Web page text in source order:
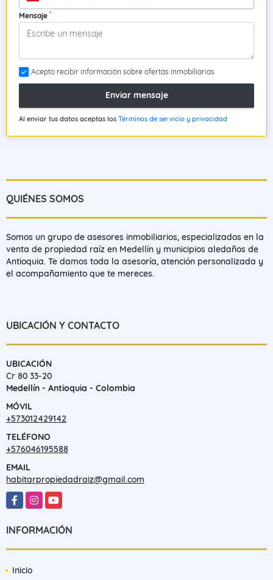
Mensaje *
Acepto recibir información sobre ofertas inmobiliarias
Enviar mensaje
Al enviar tus datos aceptas los Términos de servicio y privacidad
QUIÉNES SOMOS
Somos un grupo de asesores inmobiliarios, especializados en la
venta de propiedad raíz en Medellín y municipios aledaños de
Antioquia. Te damos toda la asesoría, atención personalizada y
el acompañamiento que te mereces.
UBICACIÓN Y CONTACTO
UBICACIÓN
Cr 80 33-20
Medellín - Antioquia - Colombia
MÓVIL
+573012429142
TELÉFONO
+576046195588
EMAIL
habitarpropiedadraiz@gmail.com
FacebookInstagram
YouTube
INFORMACIÓN
Inicio